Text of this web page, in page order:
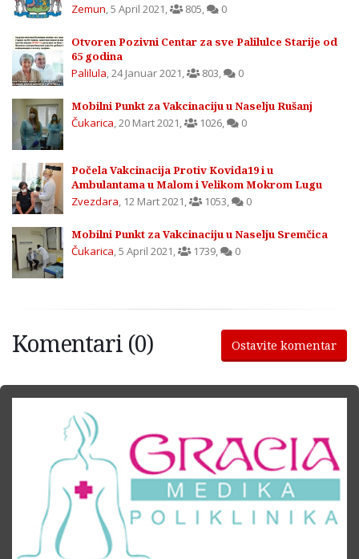
Zemun,5 April 2021, 805, 0
Otvoren Pozivni Centar za sve Palilulce Starije od
65 godina
Palilula,24 Januar 2021, 803, 0
Mobilni Punkt za Vakcinaciju u Naselju Rušanj
Čukarica,20 Mart 2021, 1026, 0
Počela Vakcinacija Protiv Kovida19 i u
Ambulantama u Malom i Velikom Mokrom Lugu
Zvezdara, 12 Mart 2021, 1053, 0
Mobilni Punkt za Vakcinaciju u Naselju Sremčica
Čukarica,5 April 2021, 1739, 0
Komentari (0) Ostavite komentar